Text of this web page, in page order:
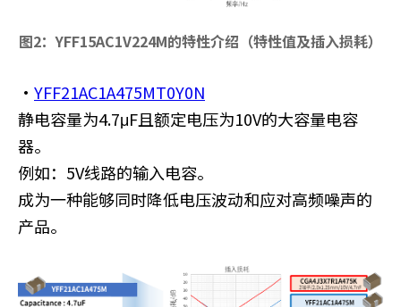
图2：YFF15AC1V224M的特性介绍（特性值及插入损耗）
・ YFF21AC1A475MT0Y0N
静电容量为4.7μF且额定电压为10V的大容量电容
器。
例如：5V线路的输入电容。
成为一种能够同时降低电压波动和应对高频噪声的
产品。